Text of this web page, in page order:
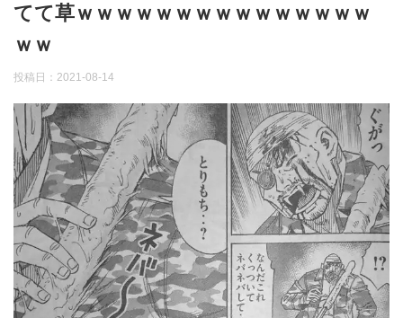
てて草ｗｗｗｗｗｗｗｗｗｗｗｗｗｗｗ
ｗｗ
投稿日： 2021-08-14